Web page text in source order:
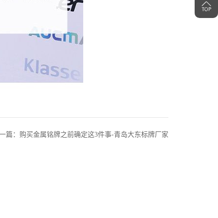
篇：购买金属铭牌之前确定这3件事-青岛大东标牌厂家